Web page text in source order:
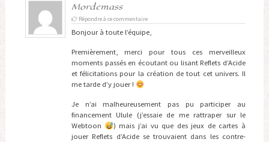
Mordemass
Répondre à ce commentaire
Bonjour à toute l’équipe,
Premièrement, merci pour tous ces merveilleux
moments passés en écoutant ou lisant Reflets d’Acide
et félicitations pour la création de tout cet univers. Il
me tarde d’y jouer !
Je n’ai malheureusement pas pu participer au
financement Ulule (j’essaie de me rattraper sur le
Webtoon
) mais j’ai vu que des jeux de cartes à
jouer Reflets d’Acide se trouvaient dans les contre-